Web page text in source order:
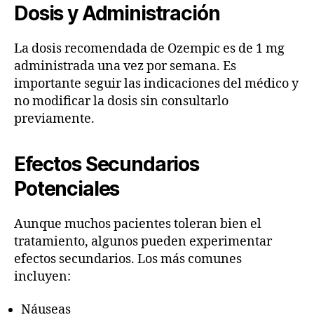
Dosis y Administración
La dosis recomendada de Ozempic es de 1 mg
administrada una vez por semana. Es
importante seguir las indicaciones del médico y
no modificar la dosis sin consultarlo
previamente.
Efectos Secundarios
Potenciales
Aunque muchos pacientes toleran bien el
tratamiento, algunos pueden experimentar
efectos secundarios. Los más comunes
incluyen:
Náuseas